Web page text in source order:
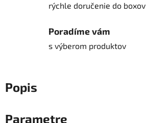
rýchle doručenie do boxov
Poradíme vám
s výberom produktov
Popis
Parametre